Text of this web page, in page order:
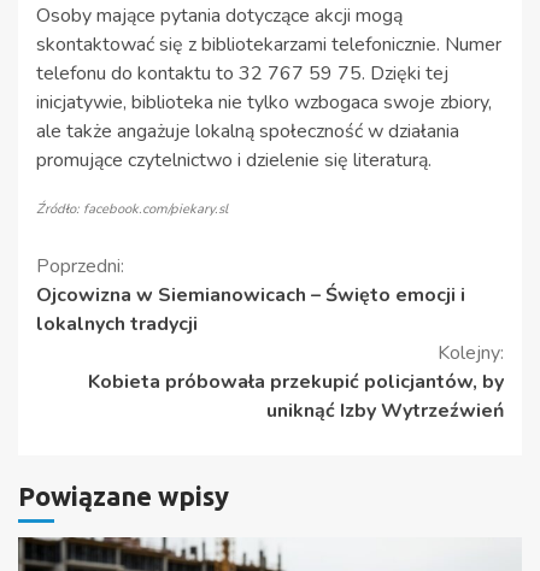
Osoby mające pytania dotyczące akcji mogą
skontaktować się z bibliotekarzami telefonicznie. Numer
telefonu do kontaktu to 32 767 59 75. Dzięki tej
inicjatywie, biblioteka nie tylko wzbogaca swoje zbiory,
ale także angażuje lokalną społeczność w działania
promujące czytelnictwo i dzielenie się literaturą.
Źródło: facebook.com/piekary.sl
Kontynuuj
czytanie
Poprzedni:
Ojcowizna w Siemianowicach – Święto emocji i
lokalnych tradycji
Kolejny:
Kobieta próbowała przekupić policjantów, by
uniknąć Izby Wytrzeźwień
Powiązane wpisy